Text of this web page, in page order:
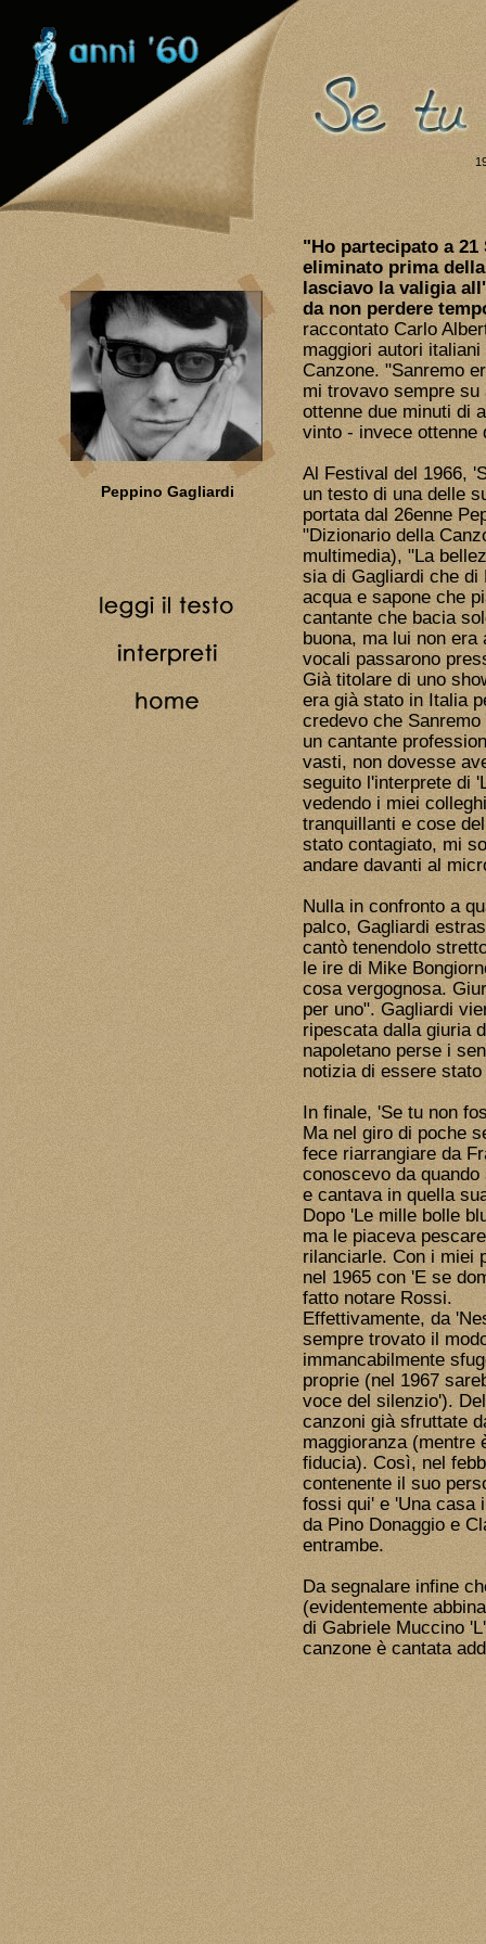
Peppino Gagliardi
"Ho partecipato a
eliminato prima
lasciavo la valigia
da non perdere
raccontato Carlo
maggiori autori
Canzone. "Sanremo
mi trovavo sempre su
ottenne due minuti di
vinto - invece ottenne
Al Festival del 1966,
un testo di una delle
portata dal 26enne
"Dizionario della
multimedia), "La
sia di Gagliardi che
acqua e sapone che
cantante che bacia
buona, ma lui non
vocali passarono
Già titolare di uno
era già stato in Italia
credevo che
un cantante
vasti, non dovesse
seguito l'interprete di
vedendo i miei
tranquillanti e cose
stato contagiato, mi
andare davanti al
Nulla in confronto a
palco, Gagliardi
cantò tenendolo
le ire di Mike
cosa vergognosa.
per uno". Gagliardi
ripescata dalla giuria
napoletano perse i
notizia di essere
In finale, 'Se tu non
Ma nel giro di poche
fece riarrangiare da
conoscevo da
e cantava in quella
Dopo 'Le mille bolle
ma le piaceva
rilanciarle. Con i miei
nel 1965 con 'E se
fatto notare Rossi.
Effettivamente, da
sempre trovato il
immancabilmente
proprie (nel 1967
voce del silenzio').
canzoni già sfruttate
maggioranza (mentre
fiducia). Così, nel
contenente il suo
fossi qui' e 'Una casa
da Pino Donaggio e
entrambe.
Da segnalare infine
(evidentemente
di Gabriele Muccino
canzone è cantata